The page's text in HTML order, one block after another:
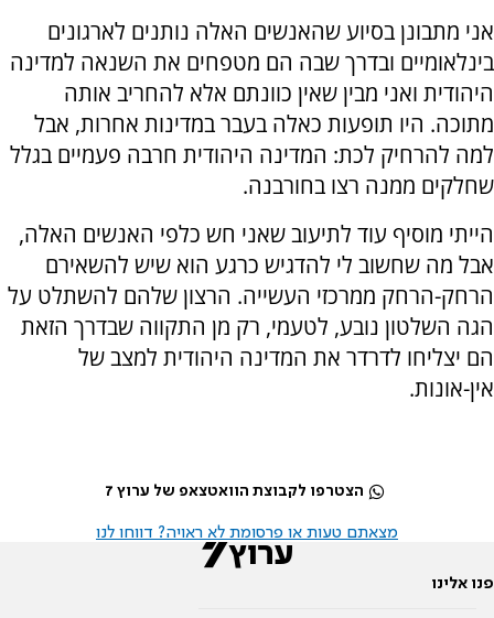
אני מתבונן בסיוע שהאנשים האלה נותנים לארגונים
בינלאומיים ובדרך שבה הם מטפחים את השנאה למדינה
היהודית ואני מבין שאין כוונתם אלא להחריב אותה
מתוכה. היו תופעות כאלה בעבר במדינות אחרות, אבל
למה להרחיק לכת: המדינה היהודית חרבה פעמיים בגלל
שחלקים ממנה רצו בחורבנה.
הייתי מוסיף עוד לתיעוב שאני חש כלפי האנשים האלה,
אבל מה שחשוב לי להדגיש כרגע הוא שיש להשאירם
הרחק-הרחק ממרכזי העשייה. הרצון שלהם להשתלט על
הגה השלטון נובע, לטעמי, רק מן התקווה שבדרך הזאת
הם יצליחו לדרדר את המדינה היהודית למצב של
אין-אונות.
הצטרפו לקבוצת הוואטצאפ של ערוץ 7
מצאתם טעות או פרסומת לא ראויה? דווחו לנו
פנו אלינו